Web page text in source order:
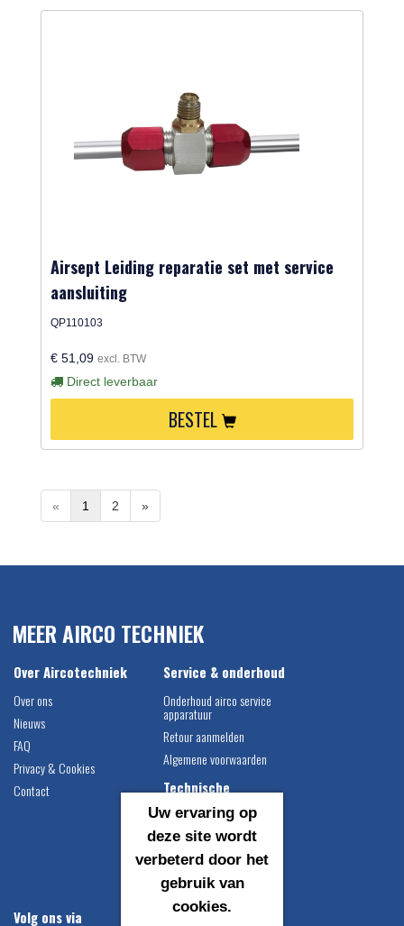
Airsept Leiding reparatie set met service
aansluiting
QP110103
€ 51,09 excl. BTW
Direct leverbaar
BESTEL
« 1 2 »
MEER AIRCO TECHNIEK
Over Aircotechniek
Over ons
Nieuws
FAQ
Privacy & Cookies
Contact
Service & onderhoud
Onderhoud airco service
apparatuur
Retour aanmelden
Algemene voorwaarden
Technische
Airco vulgewichten
Compressor montage
instructie
Catalogus downloaden
Volg ons via Contact gegevens
Uw ervaring op
deze site wordt
verbeterd door het
gebruik van
cookies.